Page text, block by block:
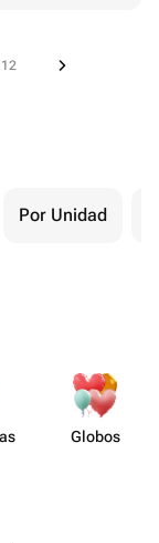
12
Por Unidad
Globos